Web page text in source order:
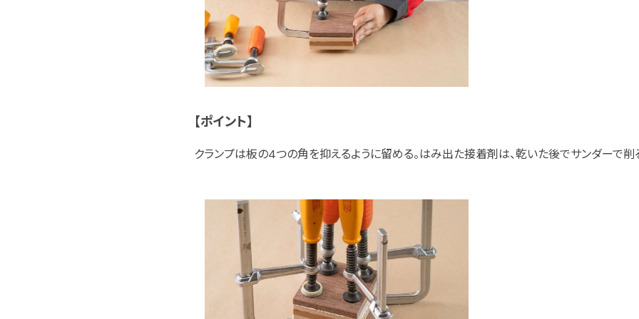
【ポイント】
クランプは板の4つの角を抑えるように留める。はみ出た接着剤は、乾いた後でサンダーで削